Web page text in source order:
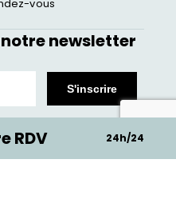
RDV 24h/24
vous
newsletter